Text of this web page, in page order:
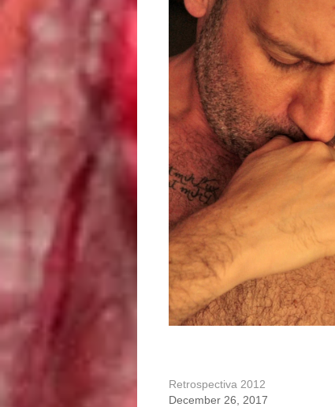
Retrospectiva 2012
December 26, 2017